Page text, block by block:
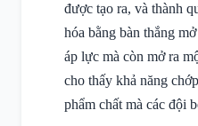
được tạo ra, và thành
hóa bằng bàn thắng
áp lực mà còn mở ra
cho thấy khả năng
phẩm chất mà các đội